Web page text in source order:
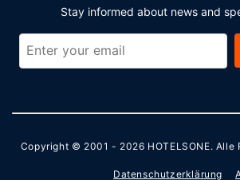
Stay informed about news and
Copyright © 2001 - 2026 HOTELSONE. Alle
Datenschutzerklärung